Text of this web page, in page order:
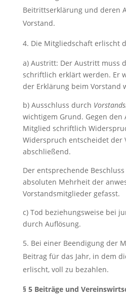
Beitrittserklärung und deren
Vorstand.
Die Mitgliedschaft erlischt
a) Austritt: Der Austritt muss
schriftlich erklärt werden. Er
der Erklärung beim Vorstand
b) Ausschluss durch
wichtigem Grund. Gegen den
Mitglied schriftlich
Widerspruch entscheidet der
abschließend.
Der entsprechende
absoluten Mehrheit der
Vorstandsmitglieder gefasst.
c) Tod beziehungsweise bei
durch Auflösung.
Bei einer Beendigung der
Beitrag für das Jahr, in dem
erlischt, voll zu bezahlen.
§ 5 Beiträge und